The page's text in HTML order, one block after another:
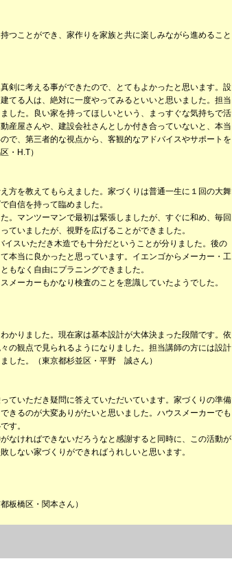
つことができ、家作りを家族と共に楽しみながら進めること
剣に考える事ができたので、とてもよかったと思います。設
てる人は、絶対に一度やってみるといいと思いました。担当
した。良い家を持ってほしいという、まっすぐな気持ちで活
産屋さんや、建設会社さんとしか付き合っていないと、本当
で、第三者的な視点から、客観的なアドバイスやサポートを
・H.T）
方を教えてもらえました。家づくりは普通一生に１回の大舞
自信を持って臨めました。
。マンツーマンで最初は緊張しましたが、すぐに和め、毎回
ていましたが、視野を広げることができました。
スいただき木造でも十分だということが分りました。後の
本当に良かったと思っています。イエンゴからメーカー・工
もなく自由にプラニングできました。
メーカーもかなり検査のことを意識していたようでした。
かりました。現在家は基本設計が大体決まった段階です。依
の観点で見られるようになりました。担当講師の方には設計
した。（東京都杉並区・平野 誠さん）
ていただき疑問に答えていただいています。家づくりの準備
きるのが大変ありがたいと思いました。ハウスメーカーでも
す。
なければできないだろうなと感謝すると同時に、この活動が
しない家づくりができればうれしいと思います。
板橋区・関本さん）